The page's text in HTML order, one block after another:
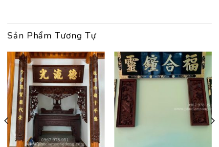
Sản Phẩm Tương Tự